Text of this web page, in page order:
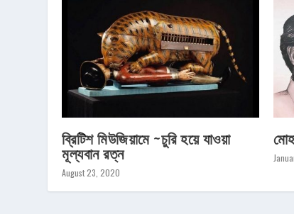
ব্রিটিশ মিউজিয়ামে ~চুরি হয়ে যাওয়া
মূল্যবান রত্ন
August 23, 2020